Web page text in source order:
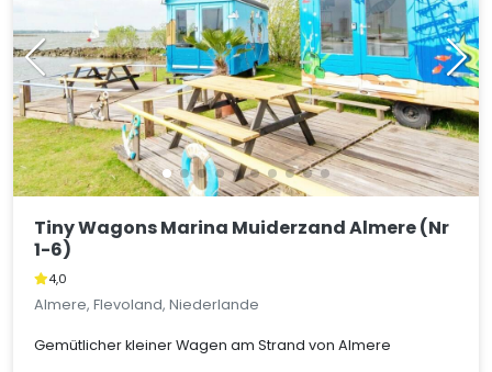
Tiny Wagons Marina Muiderzand Almere (Nr
1-6)
4,0
Almere, Flevoland, Niederlande
Gemütlicher kleiner Wagen am Strand von Almere